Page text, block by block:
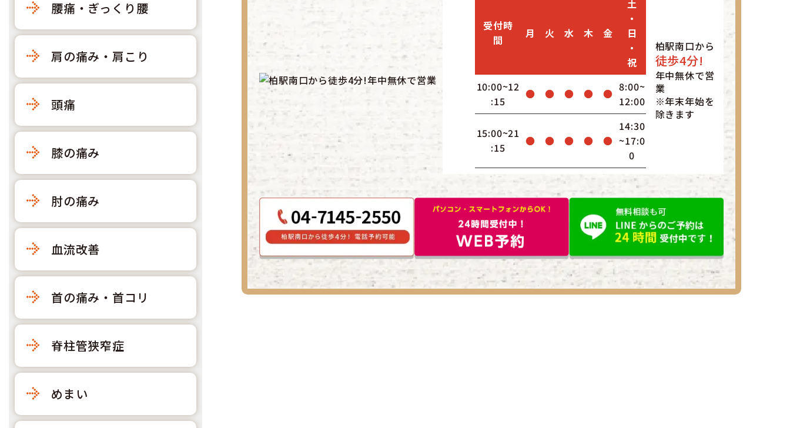
腰痛・ぎっくり腰
肩の痛み・肩こり
頭痛
膝の痛み
肘の痛み
血流改善
首の痛み・首コリ
脊柱管狭窄症
めまい
受付時
間
月 火 水 木 金
土
・
日
・
祝
10:00~12
:15
● ● ● ● ● 8:00~
12:00
15:00~21
:15
● ● ● ● ●
14:30
~17:0
0
柏駅南口から
徒歩4分!
年中無休で営
業
※年末年始を
除きます